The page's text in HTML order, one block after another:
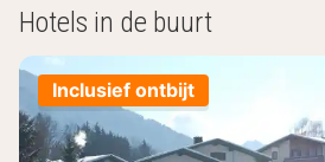
Hotels in de buurt
Inclusief ontbijt